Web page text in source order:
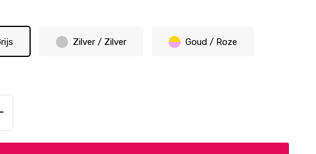
Zilver / Zilver Goud / Roze